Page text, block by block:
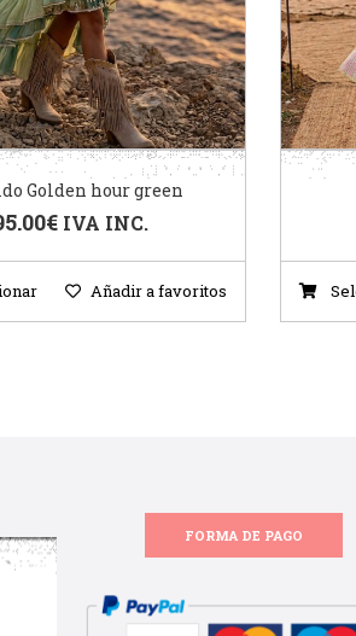
Golden hour green
€ IVA INC.
Añadir a favoritos
FORMA DE PAGO